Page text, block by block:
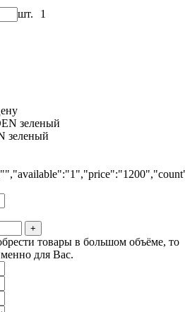
шт. 1
зеленый
товары в большом объёме, то
для Вас.